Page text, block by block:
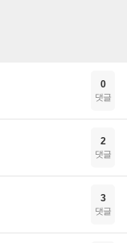
0
댓글
2
댓글
3
댓글